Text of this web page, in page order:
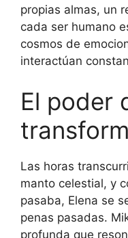
propias almas, un
cada ser humano
cosmos de
interactúan
El poder
Las horas
manto celestial, y
pasaba, Elena se
penas pasadas.
profunda que